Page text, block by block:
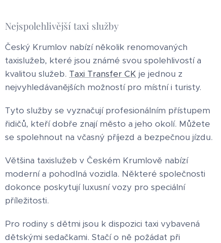
Nejspolehlivější taxi služby
Český Krumlov nabízí několik renomovaných
taxislužeb, které jsou známé svou spolehlivostí a
kvalitou služeb. Taxi Transfer CK je jednou z
nejvyhledávanějších možností pro místní i turisty.
Tyto služby se vyznačují profesionálním přístupem
řidičů, kteří dobře znají město a jeho okolí. Můžete
se spolehnout na včasný příjezd a bezpečnou jízdu.
Většina taxislužeb v Českém Krumlově nabízí
moderní a pohodlná vozidla. Některé společnosti
dokonce poskytují luxusní vozy pro speciální
příležitosti.
Pro rodiny s dětmi jsou k dispozici taxi vybavená
dětskými sedačkami. Stačí o ně požádat při